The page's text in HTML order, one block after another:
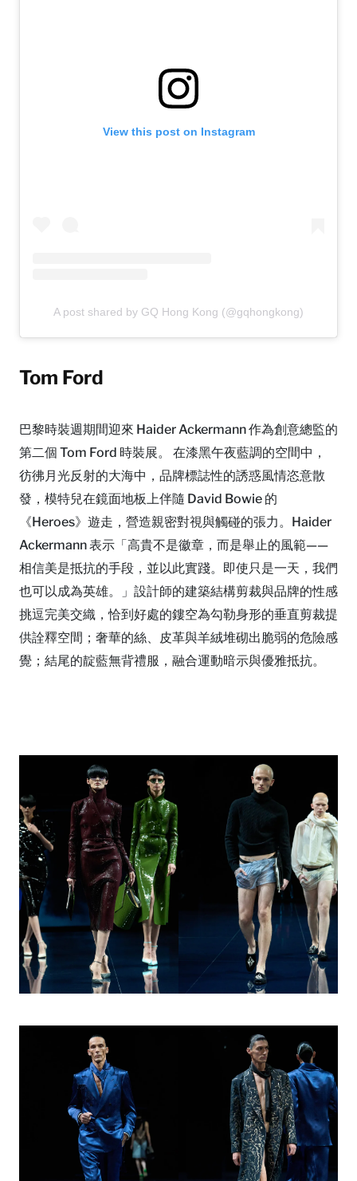
View this post on Instagram
A post shared by GQ Hong Kong (@gqhongkong)
Tom Ford
巴黎時裝週期間迎來 Haider Ackermann 作為創意總監的
第二個 Tom Ford 時裝展。 在漆黑午夜藍調的空間中，
彷彿月光反射的大海中，品牌標誌性的誘惑風情恣意散
發，模特兒在鏡面地板上伴隨 David Bowie 的
《Heroes》遊走，營造親密對視與觸碰的張力。Haider
Ackermann 表示「高貴不是徽章，而是舉止的風範——
相信美是抵抗的手段，並以此實踐。即使只是一天，我們
也可以成為英雄。」設計師的建築結構剪裁與品牌的性感
挑逗完美交織，恰到好處的鏤空為勾勒身形的垂直剪裁提
供詮釋空間；奢華的絲、皮革與羊絨堆砌出脆弱的危險感
覺；結尾的靛藍無背禮服，融合運動暗示與優雅抵抗。